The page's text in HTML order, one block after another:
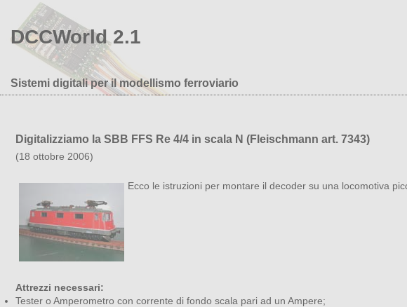
DCCWorld 2.1
Sistemi digitali per il modellismo ferroviario
Digitalizziamo la SBB FFS Re 4/4 in scala N (Fleischmann art. 7343)
(18 ottobre 2006)
Ecco le istruzioni per montare il decoder su una locomotiva
Attrezzi necessari:
Tester o Amperometro con corrente di fondo scala pari ad un Ampere;